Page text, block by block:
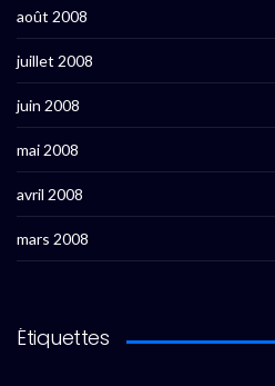
août 2008
juillet 2008
juin 2008
mai 2008
avril 2008
mars 2008
Étiquettes